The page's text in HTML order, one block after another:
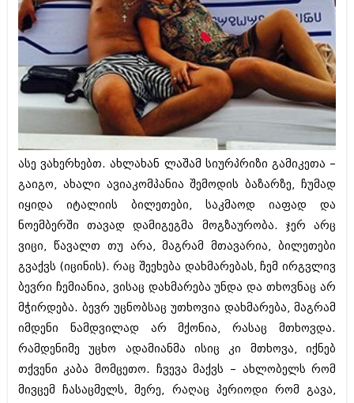
ასე ვახერხებთ. ახლახან ლაშამ სიურპრიზი გამიკეთა –
გაიგო, ახალი ავიაკომპანია შემოდის ბაზარზე, ჩუმად
იყიდა იტალიის ბილეთები, საკმაოდ იაფად და
ნოემბერში თავად დამიგეგმა მოგზაურობა. ჯერ არც
ვიცი, წავალთ თუ არა, მაგრამ მთავარია, ბილეთები
გვაქვს (იცინის). რაც შეეხება დახმარებას, ჩემ ირგვლივ
ბევრი ჩემიანია, ვისაც დახმარება უნდა და თხოვნაც არ
მჭირდება. ბევრ უცნობსაც უთხოვია დახმარება, მაგრამ
იმდენი ნამდვილად არ მქონია, რასაც მთხოვდა.
რამდენიმე უცხო ადამიანმა ისიც კი მთხოვა, იქნებ
თქვენი კაბა მომცეთო. ჩვევა მაქვს – ახლობელს რომ
მივცემ ჩასაცმელს, მერე, რაღაც პერიოდი რომ გავა,